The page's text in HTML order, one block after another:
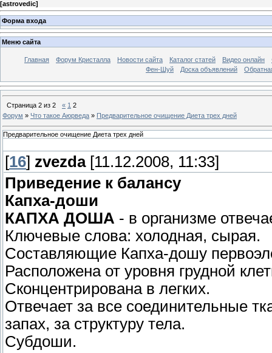
[astrovedic]
Форма входа
Меню сайта
Главная Форум Кристалла Новости сайта Каталог статей Видео онлайн
Фен-Шуй
Доска объявлений
Страница 2 из 2 « 1 2
Форум » Что такое Аюрведа » Предварительное очищение Диета трех дней
Предварительное очищение Диета трех дней
[16] zvezda[11.12.2008, 11:33]
Приведение к балансу
Капха-доши
КАПХА ДОША - в организме
Ключевые слова: холодная, сырая.
Составляющие Капха-дошу
Расположена от уровня грудной
Сконцентрирована в легких.
Отвечает за все соединительные
запах, за структуру тела.
Субдоши.